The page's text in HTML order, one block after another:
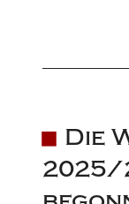
Die
2025/